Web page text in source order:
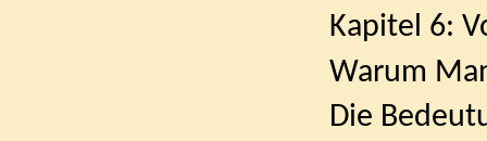
Kapitel 6:
Warum
Die